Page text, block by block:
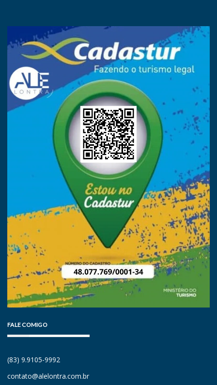
FALE COMIGO
(83) 9.9105-9992
contato@alelontra.com.br